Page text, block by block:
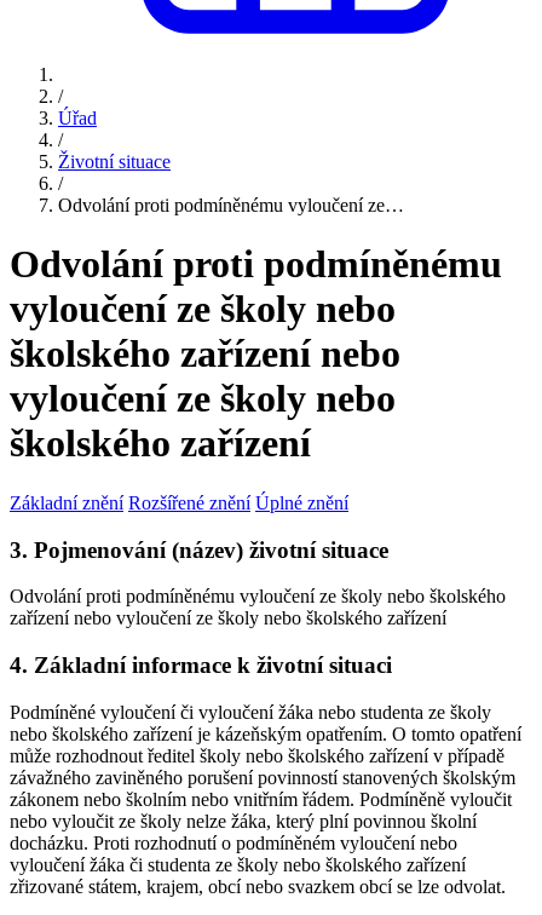
/
Úřad
/
Životní situace
/
Odvolání proti podmíněnému vyloučení ze…
Odvolání proti podmíněnému
vyloučení ze školy nebo
školského zařízení nebo
vyloučení ze školy nebo
školského zařízení
Základní znění Rozšířené znění Úplné znění
3. Pojmenování (název) životní situace
Odvolání proti podmíněnému vyloučení ze školy nebo školského
zařízení nebo vyloučení ze školy nebo školského zařízení
4. Základní informace k životní situaci
Podmíněné vyloučení či vyloučení žáka nebo studenta ze školy
nebo školského zařízení je kázeňským opatřením. O tomto opatření
může rozhodnout ředitel školy nebo školského zařízení v případě
závažného zaviněného porušení povinností stanovených školským
zákonem nebo školním nebo vnitřním řádem. Podmíněně vyloučit
nebo vyloučit ze školy nelze žáka, který plní povinnou školní
docházku. Proti rozhodnutí o podmíněném vyloučení nebo
vyloučení žáka či studenta ze školy nebo školského zařízení
zřizované státem, krajem, obcí nebo svazkem obcí se lze odvolat.